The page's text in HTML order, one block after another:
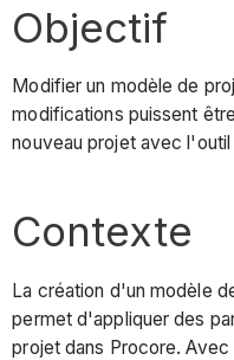
Objectif
Modifier un modèle de
modifications puissent
nouveau projet avec
Contexte
La création d'un modèle
permet d'appliquer des
projet dans Procore.